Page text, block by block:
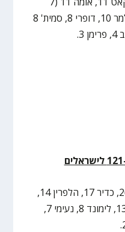
אס'), בראון 11, מיצ'ל 11, פאלמר 10, דופרי 8, סמית' 8
רות'בארט 26, כדיר 17, הלפרין 14,
אליהו 14, דאוסון 13, רוזפלט 13, לימונד 8, נעימי 7,